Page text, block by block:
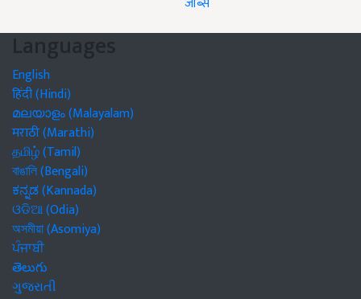
Languages
English
हिंदी (Hindi)
മലയാളം (Malayalam)
मराठी (Marathi)
தமிழ் (Tamil)
বাঙালি (Bengali)
ಕನ್ನಡ (Kannada)
ଓଡିଆ (Odia)
অসমীয়া (Asomiya)
ਪੰਜਾਬੀ
తెలుగు
ગુજરાતી